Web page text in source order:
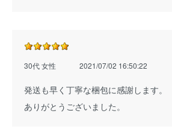
30代 女性 2021/07/02 16:50:22
発送も早く丁寧な梱包に感謝します。
ありがとうございました。